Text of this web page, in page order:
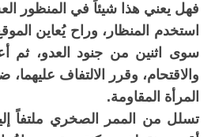
فهل يعني هذا شيئاً في المنظور
استخدم المنظار، وراح يُعاين
سوى اثنين من جنود العدو،
والاقتحام، وقرر الالتفاف
المرأة المقاومة.
تسلل من الممر الصخري ملتفاً